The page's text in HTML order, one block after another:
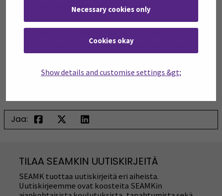
Necessary cookies only
Cookies okay
Show details and customise settings &gt;
(Verkkosivuilla on ennen 23.9.2018 julkaistuja tiedostoja
(esim. Word, PowerPoint, PDF) sekä ennen 23.9.2020
julkaistuja videoita, jotka eivät ole digipalvelulain piirissä.
muodossa, koska niitä ei tarvita keskeneräisen asian
sisältöä.)
TILAA SEAMKIN UUTISKIRJEITÄ